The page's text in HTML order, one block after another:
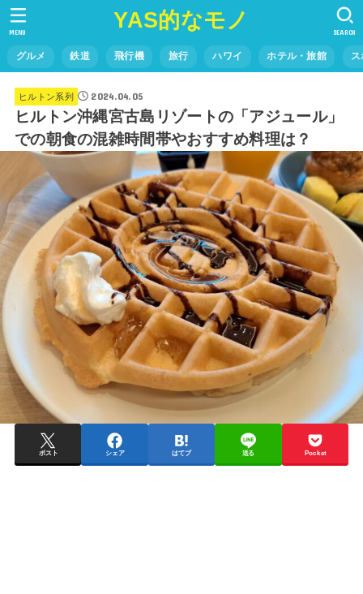
YAS的なモノ
グルメ 鉄道 飛行機 旅行 ハワイ ホテル・旅館
SEARCH
MENU
ヒルトン系列 2024.04.05
ヒルトン沖縄宮古島リゾートの「アジュール」
での朝食の混雑時間帯やおすすめ料理は？
ポスト シェア はてブ 送る Pocket